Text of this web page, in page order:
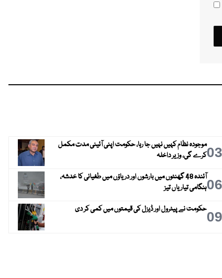
03موجودہ نظام کہیں نہیں جا رہا، حکومت اپنی آئینی مدت مکمل
کرے گی، وزیر داخلہ
06
آئندہ 48 گھنٹوں میں بارشوں اور دریاؤں میں طغیانی کا خدشہ،
ہنگامی تیاریاں تیز
09حکومت نے پیٹرول اور ڈیزل کی قیمتوں میں کمی کر دی